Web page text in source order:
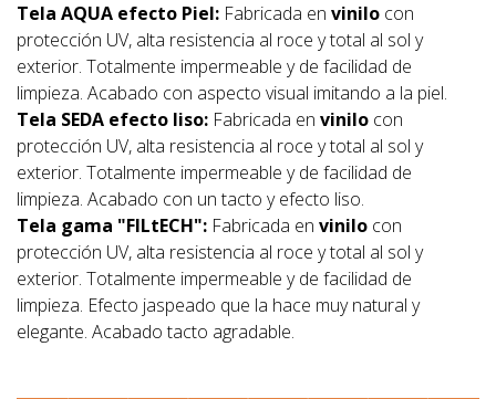
Tela AQUA efecto Piel: Fabricada en vinilo con
protección UV, alta resistencia al roce y total al sol y
exterior. Totalmente impermeable y de facilidad de
limpieza. Acabado con aspecto visual imitando a la piel.
Tela SEDA efecto liso: Fabricada en vinilo con
protección UV, alta resistencia al roce y total al sol y
exterior. Totalmente impermeable y de facilidad de
limpieza. Acabado con un tacto y efecto liso.
Tela gama "FILtECH": Fabricada en vinilo con
protección UV, alta resistencia al roce y total al sol y
exterior. Totalmente impermeable y de facilidad de
limpieza. Efecto jaspeado que la hace muy natural y
elegante. Acabado tacto agradable.